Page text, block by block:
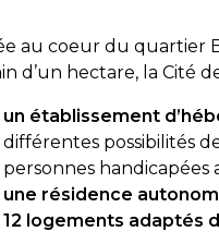
au coeur du quartier
d’un hectare, la Cité
un établissement
différentes possibilités
personnes handicapées
une résidence
12 logements adaptés